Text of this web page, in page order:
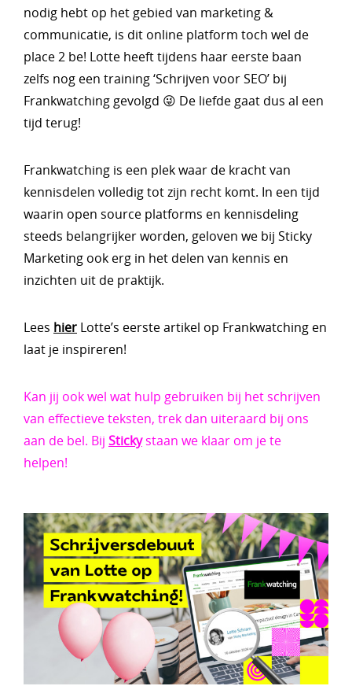
nodig hebt op het gebied van marketing &
communicatie, is dit online platform toch wel de
place 2 be! Lotte heeft tijdens haar eerste baan
zelfs nog een training ‘Schrijven voor SEO’ bij
Frankwatching gevolgd 😜 De liefde gaat dus al een
tijd terug!
Frankwatching is een plek waar de kracht van
kennisdelen volledig tot zijn recht komt. In een tijd
waarin open source platforms en kennisdeling
steeds belangrijker worden, geloven we bij Sticky
Marketing ook erg in het delen van kennis en
inzichten uit de praktijk.
Lees hier Lotte’s eerste artikel op Frankwatching en
laat je inspireren!
Kan jij ook wel wat hulp gebruiken bij het schrijven
van effectieve teksten, trek dan uiteraard bij ons
aan de bel. Bij Stickystaan we klaar om je te
helpen!